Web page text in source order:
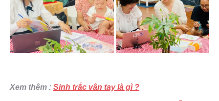
Xem thêm : Sinh trắc vân tay là gì ?